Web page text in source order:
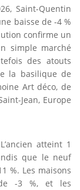
Saint-Quentin
baisse de -4 %
confirme un
simple marché
des atouts
la basilique de
Art déco, de
Jean, Europe
L’ancien atteint 1
que le neuf
%. Les maisons
-3 %, et les